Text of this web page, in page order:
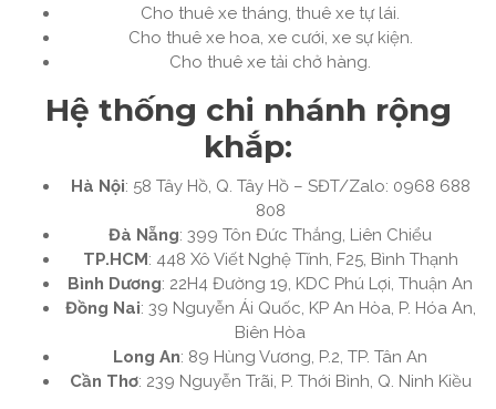
Cho thuê xe tháng, thuê xe tự lái.
Cho thuê xe hoa, xe cưới, xe sự kiện.
Cho thuê xe tải chở hàng.
Hệ thống chi nhánh rộng
khắp:
Hà Nội: 58 Tây Hồ, Q. Tây Hồ – SĐT/Zalo: 0968 688
808
Đà Nẵng: 399 Tôn Đức Thắng, Liên Chiểu
TP.HCM: 448 Xô Viết Nghệ Tĩnh, F25, Bình Thạnh
Bình Dương: 22H4 Đường 19, KDC Phú Lợi, Thuận An
Đồng Nai: 39 Nguyễn Ái Quốc, KP An Hòa, P. Hóa An,
Biên Hòa
Long An: 89 Hùng Vương, P.2, TP. Tân An
Cần Thơ: 239 Nguyễn Trãi, P. Thới Bình, Q. Ninh Kiều